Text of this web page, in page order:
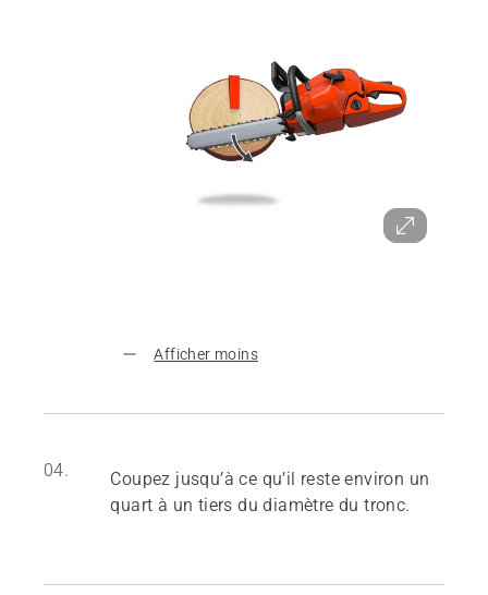
Afficher moins
04.
Coupez jusqu’à ce qu’il reste environ un
quart à un tiers du diamètre du tronc.